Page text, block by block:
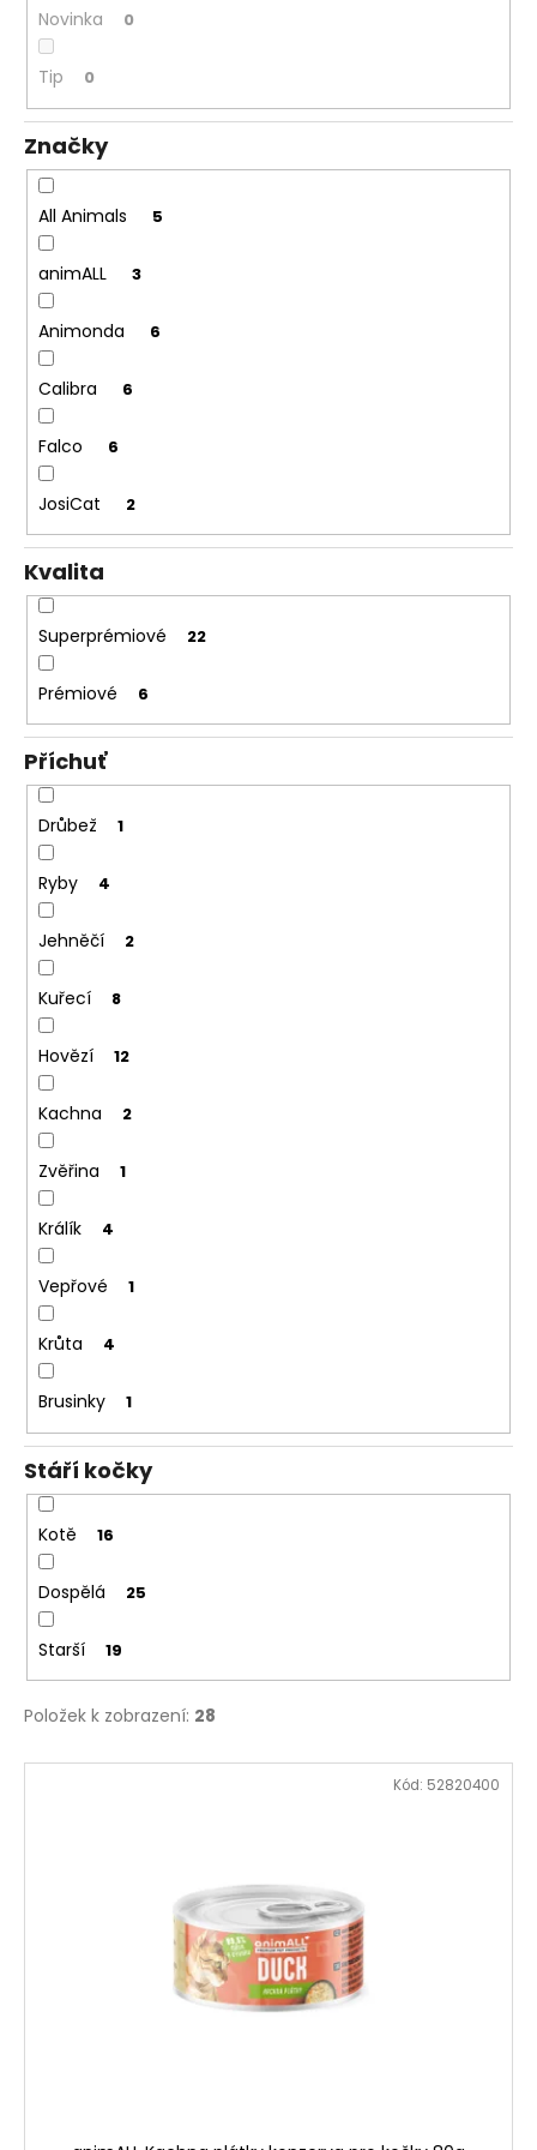
Novinka 0
Tip 0
Značky
All Animals 5
animALL 3
Animonda 6
Calibra 6
Falco 6
JosiCat 2
Kvalita
Superprémiové 22
Prémiové 6
Příchuť
Drůbež 1
Ryby 4
Jehněčí 2
Kuřecí 8
Hovězí 12
Kachna 2
Zvěřina 1
Králík 4
Vepřové 1
Krůta 4
Brusinky 1
Stáří kočky
Kotě 16
Dospělá 25
Starší 19
Položek k zobrazení: 28
V Kód: 52820400
u
m
e
JOSICAT
KAPSIČKA
MULTIPACK
SAUCE
MEAT
12X85G
299
Kč